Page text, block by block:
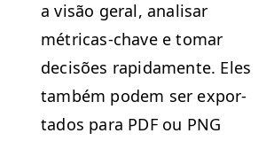
a visão ger­al, anal­is­ar
métri­c­as-chave e tomar
decisões rap­i­da­mente. Eles
tam­bém podem ser expor­
ta­dos para PDFou PNG